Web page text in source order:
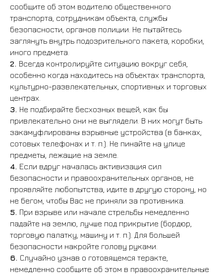
Сведения об
организации
Студенту
сообщите об этом водителю общественного
транспорта, сотрудникам объекта, службы
безопасности, органов полиции. Не пытайтесь
заглянуть внутрь подозрительного пакета, коробки,
иного предмета.
2. Всегда контролируйте ситуацию вокруг себя,
особенно когда находитесь на объектах транспорта,
культурно-развлекательных, спортивных и торговых
центрах.
3. Не подбирайте бесхозных вещей, как бы
привлекательно они не выглядели. В них могут быть
закамуфлированы взрывные устройства (в банках,
сотовых телефонах и т. п.). Не пинайте на улице
предметы, лежащие на земле.
4. Если вдруг началась активизация сил
безопасности и правоохранительных органов, не
проявляйте любопытства, идите в другую сторону, но
не бегом, чтобы Вас не приняли за противника.
5. При взрыве или начале стрельбы немедленно
падайте на землю, лучше под прикрытие (бордюр,
торговую палатку, машину и т. п.). Для большей
безопасности накройте голову руками.
6. Случайно узнав о готовящемся теракте,
немедленно сообщите об этом в правоохранительные